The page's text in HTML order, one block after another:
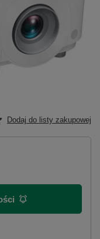
Dodaj do listy zakupowej